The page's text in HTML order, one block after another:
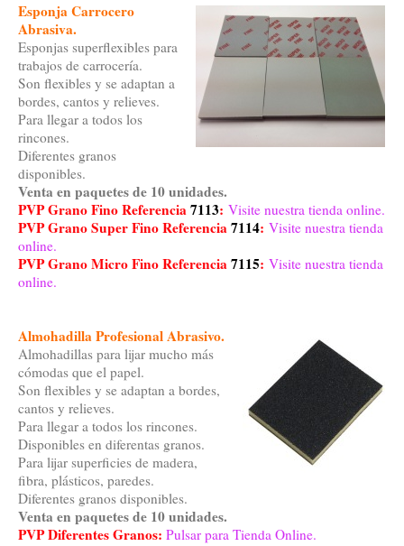
Esponja Carrocero
Abrasiva.
Esponjas superflexibles para
trabajos de carrocería.
Son flexibles y se adaptan a
bordes, cantos y relieves.
Para llegar a todos los
rincones.
Diferentes granos
disponibles.
Venta en paquetes de 10 unidades.
PVP Grano Fino Referencia7113: Visite nuestra tienda online.
PVPGrano Super Fino Referencia7114: Visite nuestra tienda
online.
PVPGrano Micro Fino Referencia7115: Visite nuestra tienda
online.
Almohadilla Profesional Abrasivo.
Almohadillas para lijar mucho más
cómodas que el papel.
Son flexibles y se adaptan a bordes,
cantos y relieves.
Para llegar a todos los rincones.
Disponibles en diferentas granos.
Para lijar superficies de madera,
fibra, plásticos, paredes.
Diferentes granos disponibles.
Venta en paquetes de 10 unidades.
PVP Diferentes Granos: Pulsar para Tienda Online.